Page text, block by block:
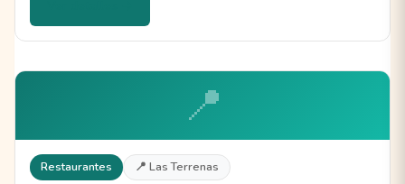
📍
Restaurantes 📍 Las Terrenas